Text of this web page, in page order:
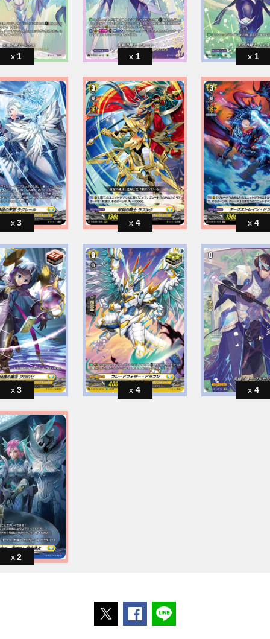
1 1 1
3 4 4
3 4 4
2
ポストするFacebookでシェアする